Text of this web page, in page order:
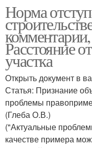
Норма
Расстояние
участка
Открыть документ в
Статья: Признание
проблемы
(Глеба О.В.)
("Актуальные
качестве примера